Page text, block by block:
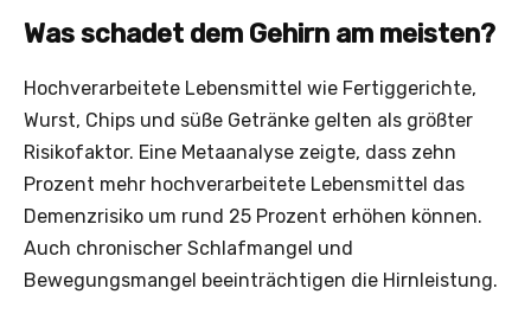
Was schadet dem Gehirn am meisten?
Hochverarbeitete Lebensmittel wie Fertiggerichte,
Wurst, Chips und süße Getränke gelten als größter
Risikofaktor. Eine Metaanalyse zeigte, dass zehn
Prozent mehr hochverarbeitete Lebensmittel das
Demenzrisiko um rund 25 Prozent erhöhen können.
Auch chronischer Schlafmangel und
Bewegungsmangel beeinträchtigen die Hirnleistung.